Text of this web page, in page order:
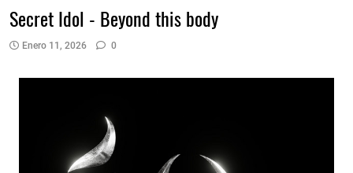
Secret Idol - Beyond this body
Enero 11, 2026 0